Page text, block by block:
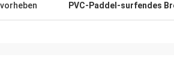
PVC-Paddel-surfendes